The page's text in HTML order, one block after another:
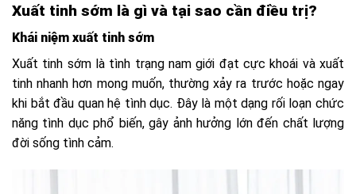
Xuất tinh sớm là gì và tại sao cần điều trị?
Khái niệm xuất tinh sớm
Xuất tinh sớm là tình trạng nam giới đạt cực khoái và xuất
tinh nhanh hơn mong muốn, thường xảy ra trước hoặc ngay
khi bắt đầu quan hệ tình dục. Đây là một dạng rối loạn chức
năng tình dục phổ biến, gây ảnh hưởng lớn đến chất lượng
đời sống tình cảm.